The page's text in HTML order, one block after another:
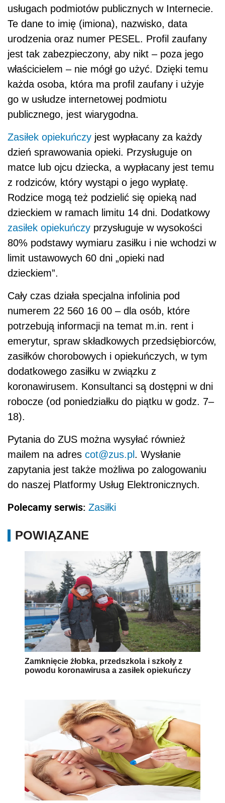
usługach podmiotów publicznych w Internecie.
Te dane to imię (imiona), nazwisko, data
urodzenia oraz numer PESEL. Profil zaufany
jest tak zabezpieczony, aby nikt – poza jego
właścicielem – nie mógł go użyć. Dzięki temu
każda osoba, która ma profil zaufany i użyje
go w usłudze internetowej podmiotu
publicznego, jest wiarygodna.
Zasiłek opiekuńczy jest wypłacany za każdy
dzień sprawowania opieki. Przysługuje on
matce lub ojcu dziecka, a wypłacany jest temu
z rodziców, który wystąpi o jego wypłatę.
Rodzice mogą też podzielić się opieką nad
dzieckiem w ramach limitu 14 dni. Dodatkowy
zasiłek opiekuńczy przysługuje w wysokości
80% podstawy wymiaru zasiłku i nie wchodzi w
limit ustawowych 60 dni „opieki nad
dzieckiem”.
Cały czas działa specjalna infolinia pod
numerem 22 560 16 00 – dla osób, które
potrzebują informacji na temat m.in. rent i
emerytur, spraw składkowych przedsiębiorców,
zasiłków chorobowych i opiekuńczych, w tym
dodatkowego zasiłku w związku z
koronawirusem. Konsultanci są dostępni w dni
robocze (od poniedziałku do piątku w godz. 7–
18).
Pytania do ZUS można wysyłać również
mailem na adres cot@zus.pl . Wysłanie
zapytania jest także możliwa po zalogowaniu
do naszej Platformy Usług Elektronicznych.
Polecamy serwis: Zasiłki
POWIĄZANE
Zamknięcie żłobka, przedszkola i szkoły z
powodu koronawirusa a zasiłek opiekuńczy